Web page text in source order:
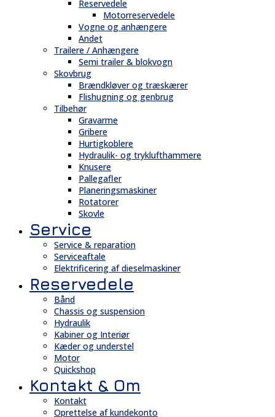
Reservedele
Motorreservedele
Vogne og anhængere
Andet
Trailere / Anhængere
Semi trailer & blokvogn
Skovbrug
Brændkløver og træskærer
Flishugning og genbrug
Tilbehør
Gravarme
Gribere
Hurtigkoblere
Hydraulik- og tryklufthammere
Knusere
Pallegafler
Planeringsmaskiner
Rotatorer
Skovle
Service
Service & reparation
Serviceaftale
Elektrificering af dieselmaskiner
Reservedele
Bånd
Chassis og suspension
Hydraulik
Kabiner og Interiør
Kæder og understel
Motor
Quickshop
Kontakt & Om
Kontakt
Oprettelse af kundekonto